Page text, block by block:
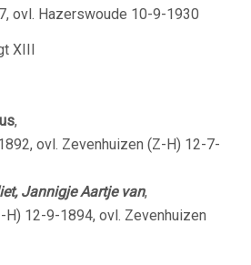
ovl. Hazerswoude 10-9-1930
XIII
,
ovl. Zevenhuizen (Z-H) 12-7-
Jannigje Aartje van,
H) 12-9-1894, ovl. Zevenhuizen